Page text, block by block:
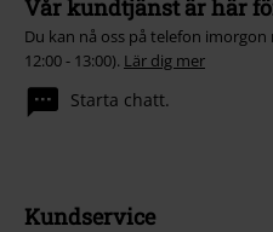
Vår kundtjänst är här
Du kan nå oss på telefon imorgon
12:00 - 13:00). Lär dig mer
Starta chatt.
Kundservice